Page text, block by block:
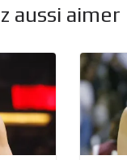
aussi aimer